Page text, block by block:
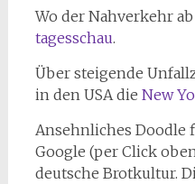
Wo der Nahverkehr
tagesschau.
Über steigende
in den USA die New
Ansehnliches Doodle
Google (per Click
deutsche Brotkultur.